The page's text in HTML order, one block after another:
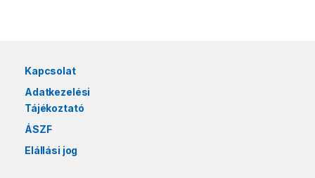
Kapcsolat
Adatkezelési
Tájékoztató
ÁSZF
Elállási jog